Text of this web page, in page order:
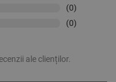
(0)
(0)
ale clienților.